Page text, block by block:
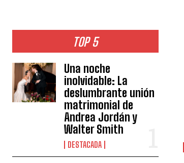
TOP 5
Una noche
inolvidable: La
deslumbrante unión
matrimonial de
Andrea Jordán y
Walter Smith
DESTACADA